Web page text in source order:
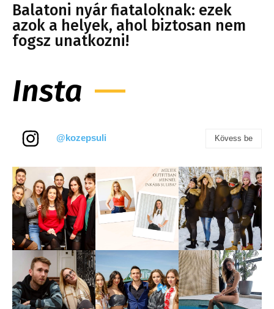
Balatoni nyár fiataloknak: ezek
azok a helyek, ahol biztosan nem
fogsz unatkozni!
Insta
@kozepsuli Kövess be